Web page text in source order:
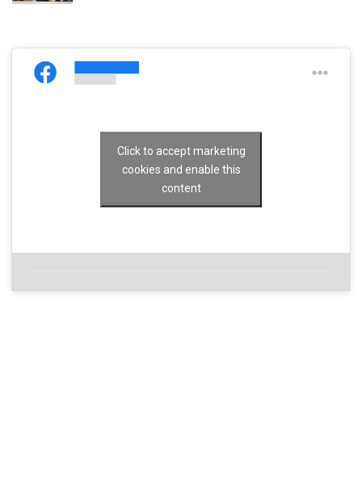
Click to accept marketing
cookies and enable this
content